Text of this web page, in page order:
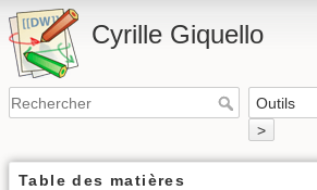
Cyrille Giquello
>
Table des matières